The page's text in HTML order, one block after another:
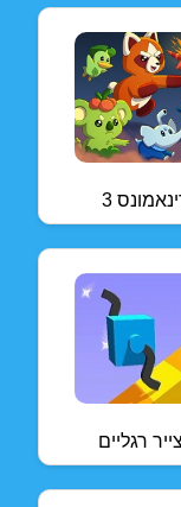
3
רגליים